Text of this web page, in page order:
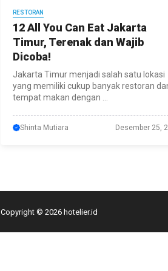
RESTORAN
12 All You Can Eat Jakarta
Timur, Terenak dan Wajib
Dicoba!
Jakarta Timur menjadi salah satu lokasi
yang memiliki cukup banyak restoran
tempat makan dengan ...
Shinta Mutiara Desember 25,
Copyright © 2026 hotelier.id